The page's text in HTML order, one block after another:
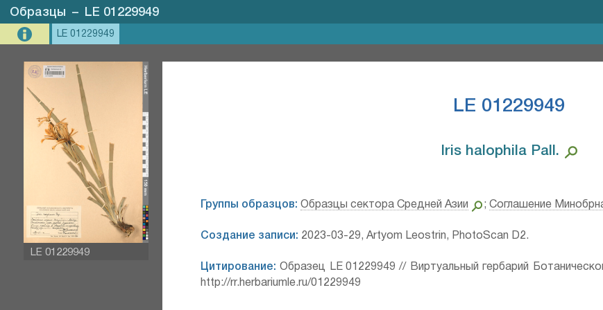
Образцы – LE 01229949
LE 01229949
LE 01229949
LE 01229949
Iris halophila Pall.⁣
Группы образцов: Образцы сектора Средней Азии ;Соглашение
Создание записи: 2023-03-29, Artyom Leostrin, PhotoScan D2.
Цитирование: Образец LE 01229949 // Виртуальный гербарий
http://rr.herbariumle.ru/01229949